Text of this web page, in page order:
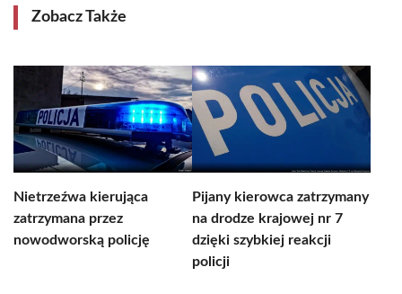
Zobacz Także
Nietrzeźwa kierująca
zatrzymana przez
nowodworską policję
Pijany kierowca zatrzymany
na drodze krajowej nr 7
dzięki szybkiej reakcji
policji